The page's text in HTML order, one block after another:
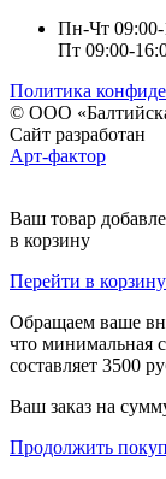
Пн-Чт 09:00-
Пт 09:00-
Политика
© ООО
Сайт разработан
Арт-фактор
Ваш товар
в корзину
Перейти в корзину
Обращаем ваше
что минимальная
составляет 3500
Ваш заказ на
Продолжить